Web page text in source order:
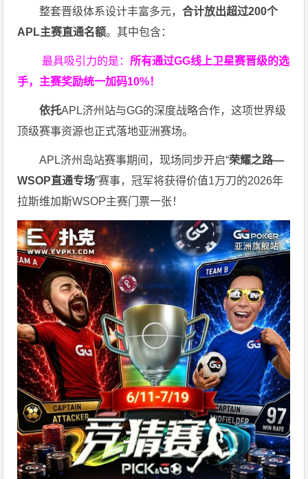
整套晋级体系设计丰富多元，合计放出超过200个
APL主赛直通名额。其中包含：
最具吸引力的是： 所有通过GG线上卫星赛晋级的选
手，主赛奖励统一加码10%！
依托APL济州站与GG的深度战略合作，这项世界级
顶级赛事资源也正式落地亚洲赛场。
APL济州岛站赛事期间，现场同步开启“荣耀之路—
WSOP直通专场”赛事，冠军将获得价值1万刀的2026年
拉斯维加斯WSOP主赛门票一张！